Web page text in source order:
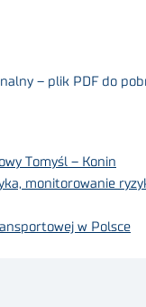
– plik PDF do
Tomyśl – Konin
monitorowanie
w Polsce